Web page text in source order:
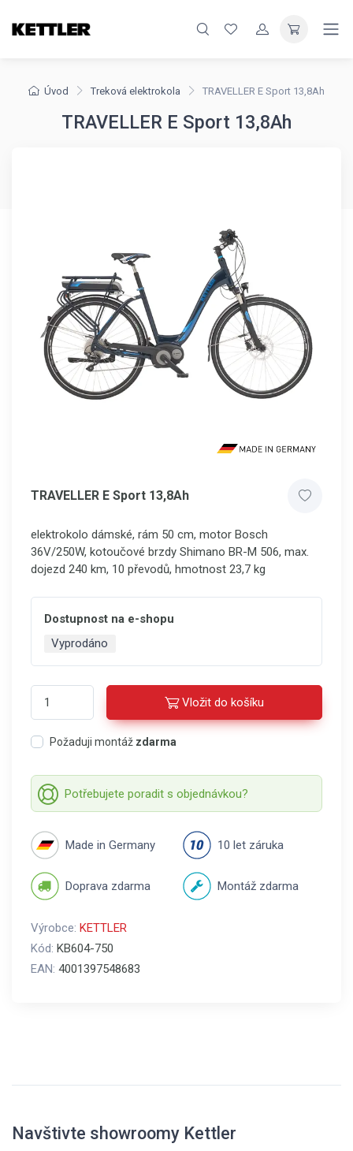
Úvod Treková elektrokola TRAVELLER E Sport 13,8Ah
TRAVELLER E Sport 13,8Ah
TRAVELLER E Sport 13,8Ah
elektrokolo dámské, rám 50 cm, motor Bosch
36V/250W, kotoučové brzdy Shimano BR-M 506, max.
dojezd 240 km, 10 převodů, hmotnost 23,7 kg
Dostupnost na e-shopu
Vyprodáno
Vložit do košíku
Požaduji montáž zdarma
Potřebujete poradit s objednávkou?
Made in Germany 10 let záruka
Doprava zdarma Montáž zdarma
Výrobce: KETTLER
Kód: KB604-750
EAN: 4001397548683
Navštivte showroomy Kettler